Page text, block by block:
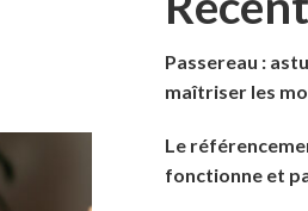
Passereau :
maîtriser les
Le
fonctionne et